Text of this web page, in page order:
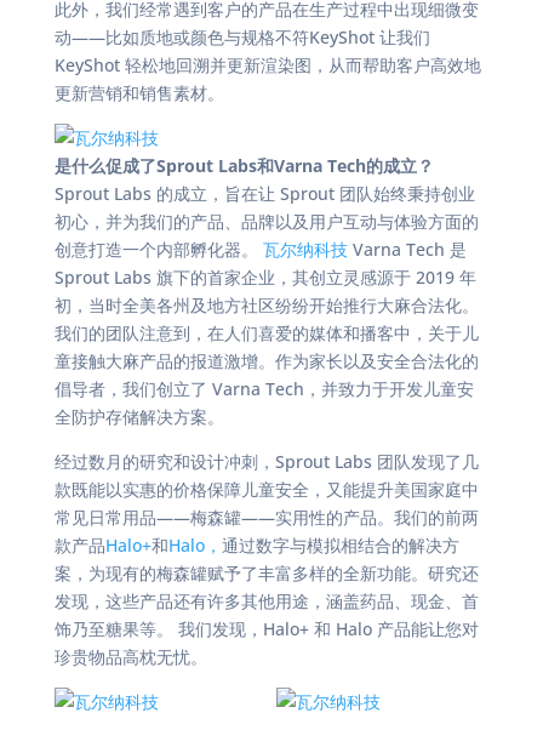
此外，我们经常遇到客户的产品在生产过程中出现细微变
动——比如质地或颜色与规格不符KeyShot 让我们
KeyShot 轻松地回溯并更新渲染图，从而帮助客户高效地
更新营销和销售素材。
是什么促成了Sprout Labs和Varna Tech的成立？
Sprout Labs 的成立，旨在让 Sprout 团队始终秉持创业
初心，并为我们的产品、品牌以及用户互动与体验方面的
创意打造一个内部孵化器。 瓦尔纳科技Varna Tech 是
Sprout Labs 旗下的首家企业，其创立灵感源于 2019 年
初，当时全美各州及地方社区纷纷开始推行大麻合法化。
我们的团队注意到，在人们喜爱的媒体和播客中，关于儿
童接触大麻产品的报道激增。作为家长以及安全合法化的
倡导者，我们创立了 Varna Tech，并致力于开发儿童安
全防护存储解决方案。
经过数月的研究和设计冲刺，Sprout Labs 团队发现了几
款既能以实惠的价格保障儿童安全，又能提升美国家庭中
常见日常用品——梅森罐——实用性的产品。我们的前两
款产品Halo+和Halo， 通过数字与模拟相结合的解决方
案，为现有的梅森罐赋予了丰富多样的全新功能。研究还
发现，这些产品还有许多其他用途，涵盖药品、现金、首
饰乃至糖果等。 我们发现，Halo+ 和 Halo 产品能让您对
珍贵物品高枕无忧。